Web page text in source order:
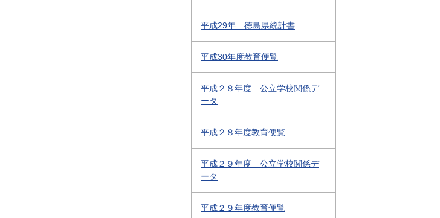
平成29年 徳島県統計書
平成30年度教育便覧
平成２８年度 公立学校関係デ
ータ
平成２８年度教育便覧
平成２９年度 公立学校関係デ
ータ
平成２９年度教育便覧